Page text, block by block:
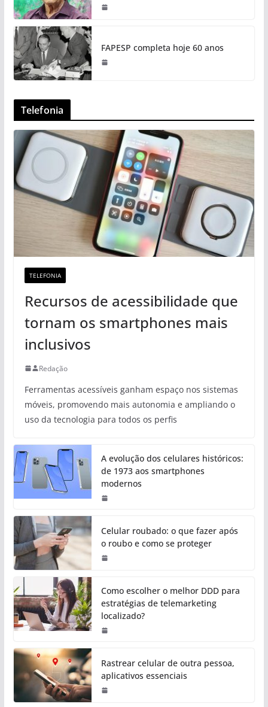
FAPESP completa hoje 60 anos
Telefonia
TELEFONIA
Recursos de acessibilidade que
tornam os smartphones mais
inclusivos
Redação
Ferramentas acessíveis ganham espaço nos sistemas
móveis, promovendo mais autonomia e ampliando o
uso da tecnologia para todos os perfis
A evolução dos celulares históricos:
de 1973 aos smartphones
modernos
Celular roubado: o que fazer após
o roubo e como se proteger
Como escolher o melhor DDD para
estratégias de telemarketing
localizado?
Rastrear celular de outra pessoa,
aplicativos essenciais